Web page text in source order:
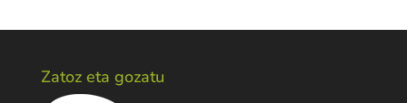
Zatoz eta gozatu